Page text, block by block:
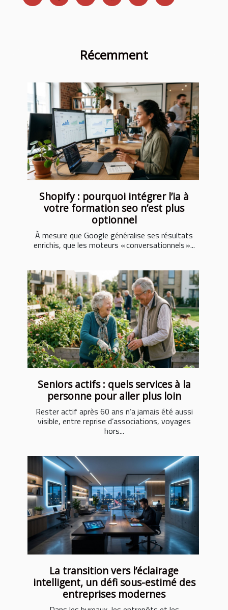
Récemment
Shopify : pourquoi intégrer l’ia à
votre formation seo n’est plus
optionnel
À mesure que Google généralise ses résultats
enrichis, que les moteurs « conversationnels »...
Seniors actifs : quels services à la
personne pour aller plus loin
Rester actif après 60 ans n’a jamais été aussi
visible, entre reprise d’associations, voyages
hors...
La transition vers l’éclairage
intelligent, un défi sous-estimé des
entreprises modernes